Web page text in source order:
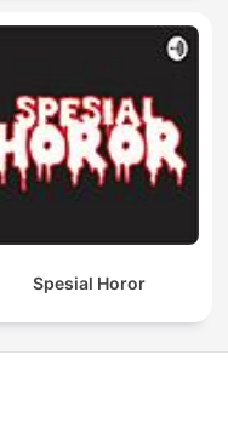
Spesial Horor